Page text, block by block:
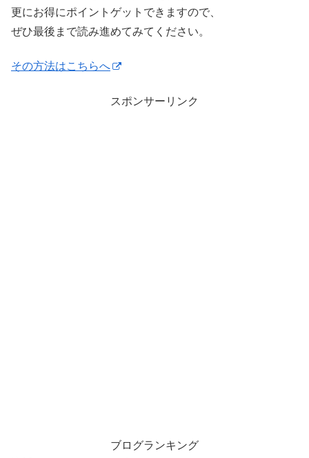
更にお得にポイントゲットできますので、
ぜひ最後まで読み進めてみてください。
その方法はこちらへ
スポンサーリンク
ブログランキング